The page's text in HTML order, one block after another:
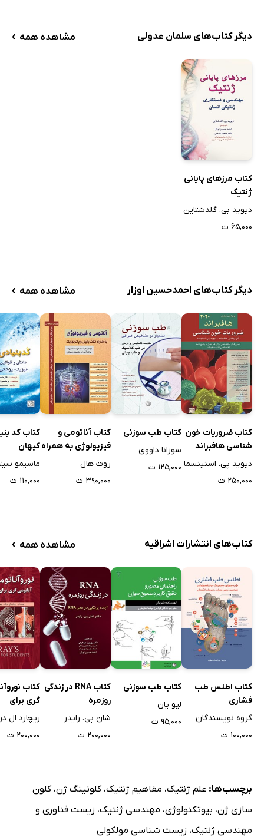
دیگر کتاب‌های سلمان عدولی مشاهده همه ›
کتاب مرزهای پایانی
ژنتیک
دیوید بی. گلدشتاین
۶۵,۰۰۰ ت
دیگر کتاب‌های احمدحسین اوزار مشاهده همه ›
کتاب ضروریات خون
شناسی هافبراند
2020 - ویرایش
دیوید پی. استینسما
۲۵۰,۰۰۰ ت
کتاب طب سوزنی
سوزانا داووی
۱۲۵,۰۰۰ ت
کتاب آناتومی و
فیزیولوژی به همراه
نکات بالینی و
روت هال
۳۹۰,۰۰۰ ت
کتاب کد
کیهان
ماسیمو
۱۱۰,۰۰۰ ت
کتاب‌های انتشارات اشراقیه مشاهده همه ›
کتاب اطلس طب
فشاری
گروه نویسندگان
۱۰۰,۰۰۰ ت
کتاب طب سوزنی
لیو یان
۹۵,۰۰۰ ت
کتاب RNA در زندگی
روزمره
شان‌ پی. رایدر
۲۰۰,۰۰۰ ت
کتاب
گری برای
دانشجویان
ریچارد ال
۲۰۰,۰۰۰ ت
برچسب‌ها: علم ژنتیک، مفاهیم ژنتیک،کلونینگ ژن،کلون
سازی ژن، بیوتکنولوژی، مهندسی ژنتیک، زیست فناوری و
مهندسی ژنتیک، زیست شناسی مولکولی